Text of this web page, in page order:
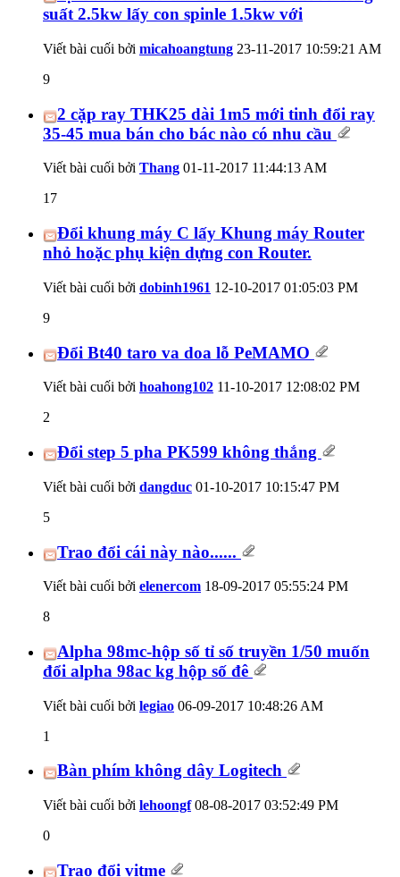
suất 2.5kw lấy con spinle 1.5kw với
Viết bài cuối bởi micahoangtung 23-11-2017 10:59:21 AM
9
2 cặp ray THK25 dài 1m5 mới tinh đổi ray
35-45 mua bán cho bác nào có nhu cầu
Viết bài cuối bởi Thang 01-11-2017 11:44:13 AM
17
Đổi khung máy C lấy Khung máy Router
nhỏ hoặc phụ kiện dựng con Router.
Viết bài cuối bởi dobinh1961 12-10-2017 01:05:03 PM
9
Đổi Bt40 taro va doa lỗ PeMAMO
Viết bài cuối bởi hoahong102 11-10-2017 12:08:02 PM
2
Đổi step 5 pha PK599 không thắng
Viết bài cuối bởi dangduc 01-10-2017 10:15:47 PM
5
Trao đổi cái này nào......
Viết bài cuối bởi elenercom 18-09-2017 05:55:24 PM
8
Alpha 98mc-hộp số tỉ số truyền 1/50 muốn
đổi alpha 98ac kg hộp số đê
Viết bài cuối bởi legiao 06-09-2017 10:48:26 AM
1
Bàn phím không dây Logitech
Viết bài cuối bởi lehoongf08-08-2017 03:52:49 PM
0
Trao đổi vitme